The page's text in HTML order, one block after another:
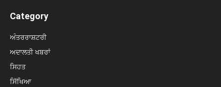
Category
ਅੰਤਰਰਾਸ਼ਟਰੀ
ਅਦਾਲਤੀ ਖਬਰਾਂ
ਸਿਹਤ
ਸਿੱਖਿਆ